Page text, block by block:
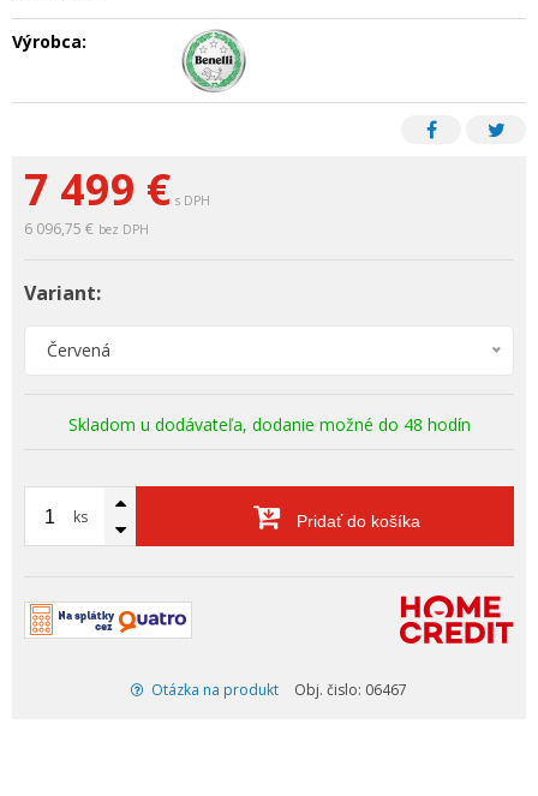
7 499 € s DPH
6 096,75 € bez DPH
Variant:
Červená
Skladom u dodávateľa, dodanie možné do 48 hodín
ks Pridať do košíka
Otázka na produkt Obj. čislo: 06467
Výrobca: